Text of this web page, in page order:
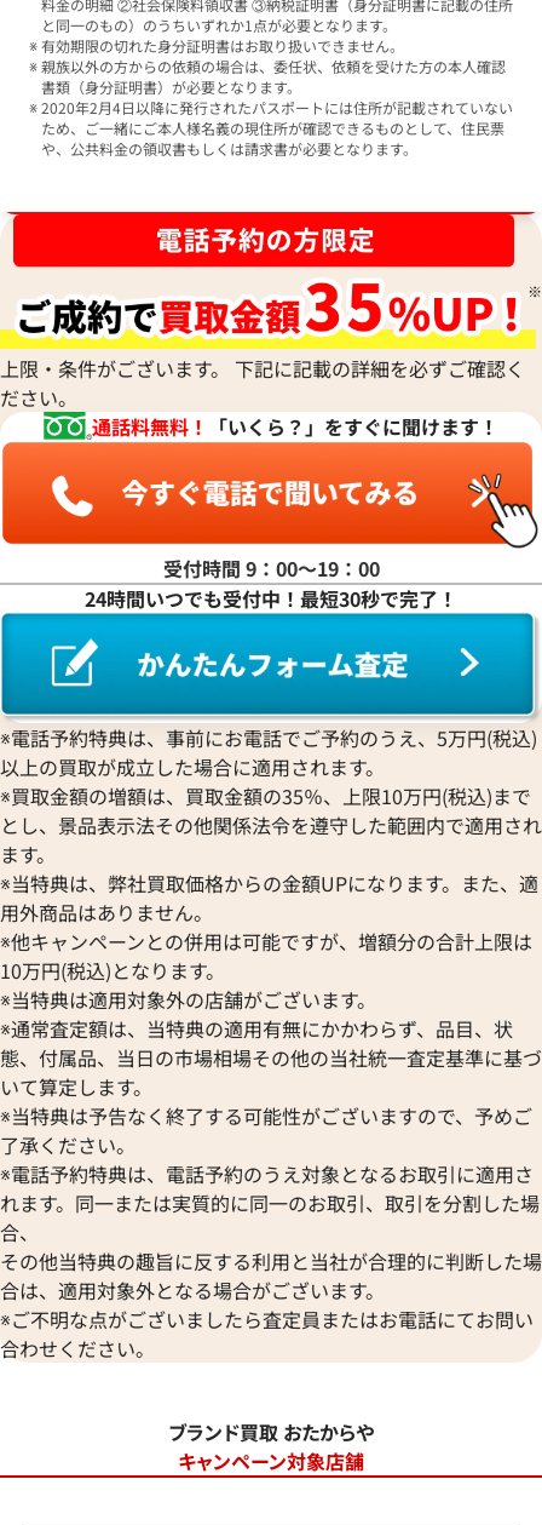
と同一のもの）のうちいずれか1点が必要となります。
有効期限の切れた身分証明書はお取り扱いできません。
親族以外の方からの依頼の場合は、委任状、依頼を受けた方の本人確認
書類（身分証明書）が必要となります。
2020年2月4日以降に発行されたパスポートには住所が記載されていない
ため、ご一緒にご本人様名義の現住所が確認できるものとして、住民票
や、公共料金の領収書もしくは請求書が必要となります。
上限・条件がございます。 下記に記載の詳細を必ずご確認く
ださい。
通話料無料！
「いくら？」をすぐに聞けます！
受付時間 9：00〜19：00
24時間いつでも受付中！最短30秒で完了！
※電話予約特典は、事前にお電話でご予約のうえ、5万円(税込)
以上の買取が成立した場合に適用されます。
※買取金額の増額は、買取金額の35％、上限10万円(税込)まで
とし、景品表示法その他関係法令を遵守した範囲内で適用され
ます。
※当特典は、弊社買取価格からの金額UPになります。また、適
用外商品はありません。
※他キャンペーンとの併用は可能ですが、増額分の合計上限は
10万円(税込)となります。
※当特典は適用対象外の店舗がございます。
※通常査定額は、当特典の適用有無にかかわらず、品目、状
態、付属品、当日の市場相場その他の当社統一査定基準に基づ
いて算定します。
※当特典は予告なく終了する可能性がございますので、予めご
了承ください。
※電話予約特典は、電話予約のうえ対象となるお取引に適用さ
れます。同一または実質的に同一のお取引、取引を分割した場
合、
その他当特典の趣旨に反する利用と当社が合理的に判断した場
合は、適用対象外となる場合がございます。
※ご不明な点がございましたら査定員またはお電話にてお問い
合わせください。
ブランド買取 おたからや
キャンペーン対象店舗